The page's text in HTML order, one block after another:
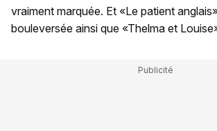
vraiment marquée. Et «Le patient
bouleversée ainsi que «Thelma et